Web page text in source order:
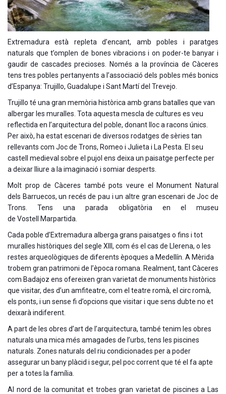
Extremadura està repleta d’encant, amb pobles i paratges
naturals que t’omplen de bones vibracions i on poder-te banyar i
gaudir de cascades precioses. Només a la província de Càceres
tens tres pobles pertanyents a l’associació dels pobles més bonics
d’Espanya: Trujillo, Guadalupe i Sant Martí del Trevejo.
Trujillo té una gran memòria històrica amb grans batalles que van
albergar les muralles. Tota aquesta mescla de cultures es veu
reflectida en l’arquitectura del poble, donant lloc a racons únics.
Per això, ha estat escenari de diversos rodatges de sèries tan
rellevants com Joc de Trons, Romeo i Julieta i La Pesta. El seu
castell medieval sobre el pujol ens deixa un paisatge perfecte per
a deixar lliure a la imaginació i somiar desperts.
Molt prop de Càceres també pots veure el Monument Natural
dels Barruecos, un recés de pau i un altre gran escenari de Joc de
Trons. Tens una parada obligatòria en el museu
de Vostell Marpartida.
Cada poble d’Extremadura alberga grans paisatges o fins i tot
muralles històriques del segle XIII, com és el cas de Llerena, o les
restes arqueològiques de diferents èpoques a Medellín. A Mèrida
trobem gran patrimoni de l’època romana. Realment, tant Càceres
com Badajoz ens ofereixen gran varietat de monuments històrics
que visitar, des d’un amfiteatre, com el teatre romà, el circ romà,
els ponts, i un sense fi d’opcions que visitar i que sens dubte no et
deixarà indiferent.
A part de les obres d’art de l’arquitectura, també tenim les obres
naturals una mica més amagades de l’urbs, tens les piscines
naturals. Zones naturals del riu condicionades per a poder
assegurar un bany plàcid i segur, pel poc corrent que té el fa apte
per a totes la família.
Al nord de la comunitat et trobes gran varietat de piscines a Las